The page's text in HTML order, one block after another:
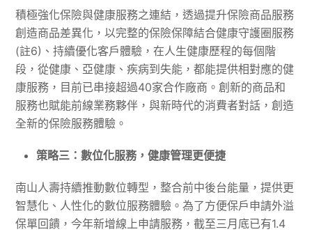
積極強化保險與健康服務之連結，透過提升保險商品服務
創造商品差異化，以完整的保險保障結合健康守護圈服務
(註6)、持續優化客戶體驗，在人生健康歷程的每個階
段，從健康、亞健康、疾病到失能，都能提供相對應的健
康服務，目前已串接超過40家合作廠商。創新的商品和
服務也賦能前線業務夥伴，與新時代的消費者對話，創造
全新的保險服務體驗。
策略三：數位化服務，健康管理更便捷
南山人壽持續推動數位轉型，整合前中後台能量，提供更
智慧化、人性化的數位服務體驗。為了方便保戶申請外溢
保單回饋，今年新增線上申請服務，截至三月底已有1.4